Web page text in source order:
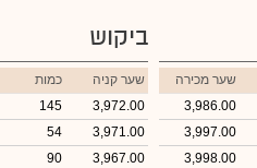
שער מכירה
3,986.00
3,997.00
3,998.00
ביקוש
שער קניה כמות
3,972.00
145
3,971.00
54
3,967.00
90